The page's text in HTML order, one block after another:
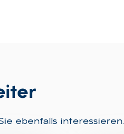
ebenfalls interessieren.